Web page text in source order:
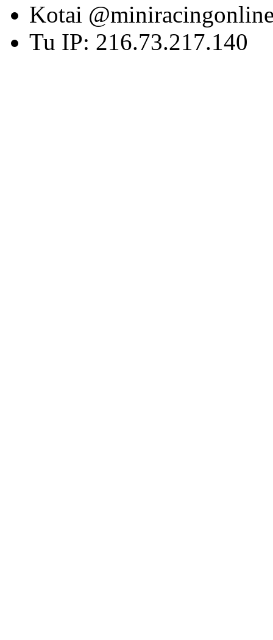
Kotai
Tu IP: 216.73.217.140